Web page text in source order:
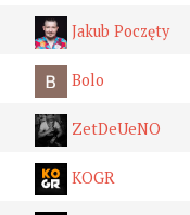
Jakub Poczęty
Bolo
ZetDeUeNO
KOGR